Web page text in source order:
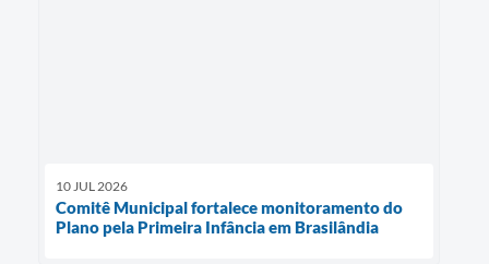
10 JUL 2026
Comitê Municipal fortalece monitoramento do
Plano pela Primeira Infância em Brasilândia